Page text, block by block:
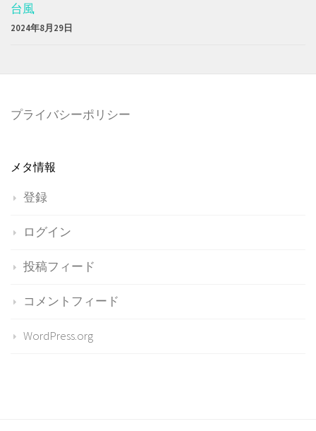
台風
2024年8月29日
プライバシーポリシー
メタ情報
登録
ログイン
投稿フィード
コメントフィード
WordPress.org